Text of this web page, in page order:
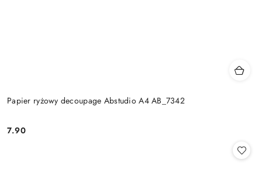
Papier ryżowy decoupage Abstudio A4 AB_7342
Cena:
7.90